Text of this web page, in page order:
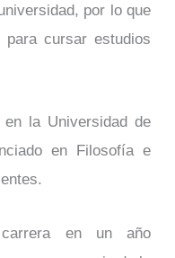
por lo que
para cursar estudios
la Universidad de
en Filosofía e
en un año